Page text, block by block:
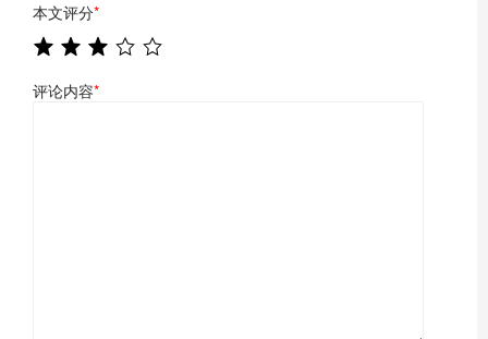
本文评分*
评论内容*